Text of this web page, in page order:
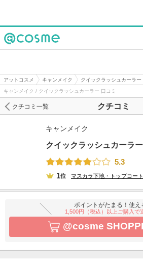
アットコスメ キャンメイク クイックラッシュカーラー
キャンメイク / クイックラッシュカーラー 口コミ
クチコミ
クチコミ一覧
キャンメイク
クイックラッシュカーラー
5.3
1位 マスカラ下地・トップコート
ポイントがたまる！使え
1,500円（税込）以上ご購入で
@cosme